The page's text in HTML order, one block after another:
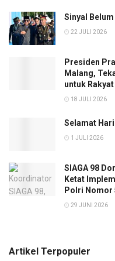
Sinyal
22 JULI 2026
Presiden
Malang,
untuk Rakyat
18 JULI 2026
Selamat
1 JULI 2026
SIAGA 98
Ketat
Polri Nomor
29 JUNI 2026
Artikel Terpopuler